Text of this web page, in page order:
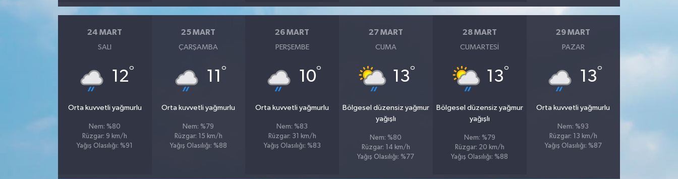
24 MART
SALI
12°
Orta kuvvetli yağmurlu
Nem: %80
Rüzgar: 9 km/h
Yağış Olasılığı: %91
25 MART
ÇARŞAMBA
11 °
Orta kuvvetli yağmurlu
Nem: %79
Rüzgar: 15 km/h
Yağış Olasılığı: %88
26 MART
PERŞEMBE
10°
Orta kuvvetli yağmurlu
Nem: %83
Rüzgar: 31 km/h
Yağış Olasılığı: %83
27 MART
CUMA
13°
Bölgesel düzensiz yağmur
yağışlı
Nem: %80
Rüzgar: 14 km/h
Yağış Olasılığı: %77
28 MART
CUMARTESI
13°
Bölgesel düzensiz yağmur
yağışlı
Nem: %79
Rüzgar: 20 km/h
Yağış Olasılığı: %88
29 MART
PAZAR
13°
Orta kuvvetli yağmurlu
Nem: %93
Rüzgar: 13 km/h
Yağış Olasılığı: %87